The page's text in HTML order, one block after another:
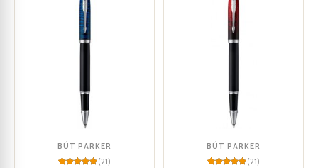
BÚT PARKER
(21)
BÚT PARKER
(21)